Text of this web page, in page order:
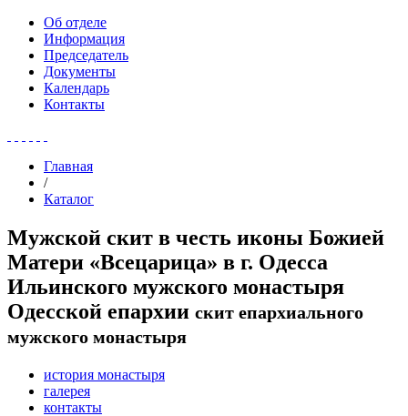
Об отделе
Информация
Председатель
Документы
Календарь
Контакты
Главная
/
Каталог
Мужской скит в честь иконы Божией
Матери «Всецарица» в г. Одесса
Ильинского мужского монастыря
Одесской епархии скит епархиального
мужского монастыря
история монастыря
галерея
контакты